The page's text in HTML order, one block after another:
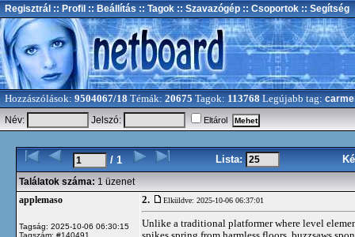
Regisztrál :: Profil :: Beállítás :: Tagok :: Szavazógép :: Csoportok :: Segítség
Hozzászólások: 9504067/18 Témák: 20675 Tagok: 113768 Legújabb tag:
Név:
Jelszó: Eltárol
/ 1 Lista:
Találatok száma: 1 üzenet
applemaso
Tagság: 2025-10-06 06:30:15
Tagszám: #140491
2. Elküldve: 2025-10-06 06:37:01
Unlike a traditional platformer where level